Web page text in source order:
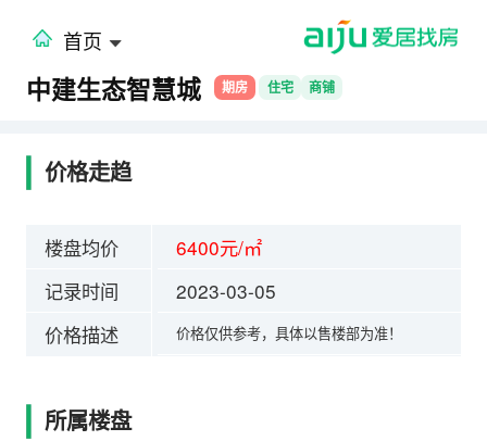
首页
中建生态智慧城 期房 住宅 商铺
价格走趋
楼盘均价
6400元/㎡
记录时间
2023-03-05
价格描述
价格仅供参考，具体以售楼部为准！
所属楼盘